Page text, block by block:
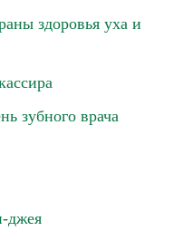
здоровья уха и
зубного врача
джея